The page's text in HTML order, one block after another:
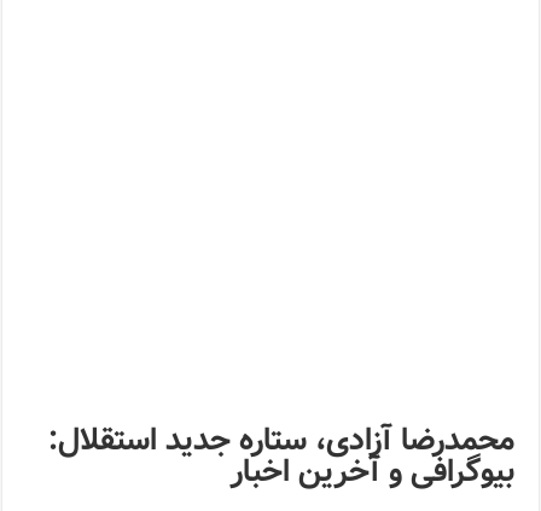
محمدرضا آزادی، ستاره جدید استقلال:
بیوگرافی و آخرین اخبار